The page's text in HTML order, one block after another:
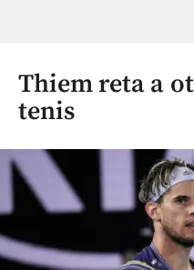
Thiem reta a
tenis